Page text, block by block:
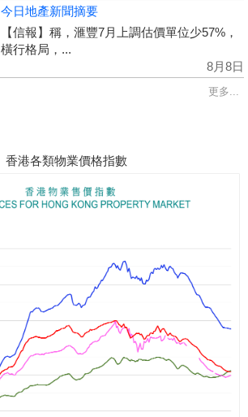
今日地產新聞摘要
【信報】稱，滙豐7月上調估價單位少57%，
橫行格局，...
8月8日
更多...
香港各類物業價格指數